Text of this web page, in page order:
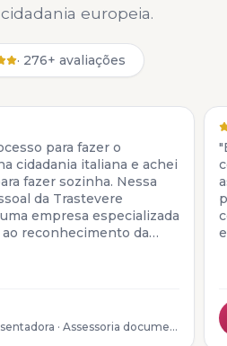
europeia.
· 276+ avaliações
para fazer o
cidadania italiana e achei
fazer sozinha. Nessa
da Trastevere
empresa especializada
reconhecimento da
de italianos, desde a
· Assessoria documental